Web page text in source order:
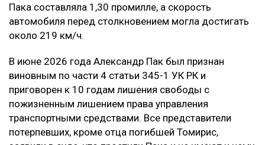
Пака составляла 1,30 промилле, а скорость
автомобиля перед столкновением могла достигать
около 219 км/ч.
В июне 2026 года Александр Пак был признан
виновным по части 4 статьи 345-1 УК РК и
приговорен к 10 годам лишения свободы с
пожизненным лишением права управления
транспортными средствами. Все представители
потерпевших, кроме отца погибшей Томирис,